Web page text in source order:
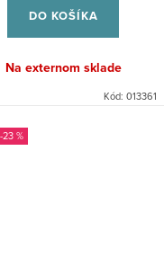
DO KOŠÍKA
Na externom sklade
Kód: 013361
-23 %